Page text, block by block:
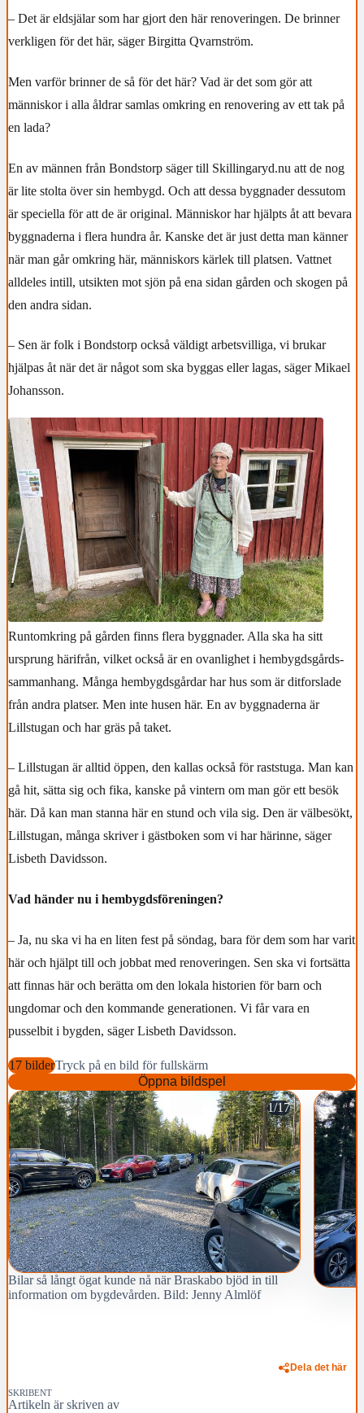
– Det är eldsjälar som har gjort den här renoveringen. De brinner
verkligen för det här, säger Birgitta Qvarnström.
Men varför brinner de så för det här? Vad är det som gör att
människor i alla åldrar samlas omkring en renovering av ett tak på
en lada?
En av männen från Bondstorp säger till Skillingaryd.nu att de nog
är lite stolta över sin hembygd. Och att dessa byggnader dessutom
är speciella för att de är original. Människor har hjälpts åt att bevara
byggnaderna i flera hundra år. Kanske det är just detta man känner
när man går omkring här, människors kärlek till platsen. Vattnet
alldeles intill, utsikten mot sjön på ena sidan gården och skogen på
den andra sidan.
– Sen är folk i Bondstorp också väldigt arbetsvilliga, vi brukar
hjälpas åt när det är något som ska byggas eller lagas, säger Mikael
Johansson.
Runtomkring på gården finns flera byggnader. Alla ska ha sitt
ursprung härifrån, vilket också är en ovanlighet i hembygdsgårds-
sammanhang. Många hembygdsgårdar har hus som är ditforslade
från andra platser. Men inte husen här. En av byggnaderna är
Lillstugan och har gräs på taket.
– Lillstugan är alltid öppen, den kallas också för raststuga. Man kan
gå hit, sätta sig och fika, kanske på vintern om man gör ett besök
här. Då kan man stanna här en stund och vila sig. Den är välbesökt,
Lillstugan, många skriver i gästboken som vi har härinne, säger
Lisbeth Davidsson.
Vad händer nu i hembygdsföreningen?
– Ja, nu ska vi ha en liten fest på söndag, bara för dem som har varit
här och hjälpt till och jobbat med renoveringen. Sen ska vi fortsätta
att finnas här och berätta om den lokala historien för barn och
ungdomar och den kommande generationen. Vi får vara en
pusselbit i bygden, säger Lisbeth Davidsson.
17 bilderTryck på en bild för fullskärm
Öppna bildspel
1/17
Bilar så långt ögat kunde nå när Braskabo bjöd in till
information om bygdevården. Bild: Jenny Almlöf
Dela det här
SKRIBENT
Artikeln är skriven av